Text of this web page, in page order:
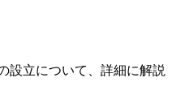
設立について、詳細に解説